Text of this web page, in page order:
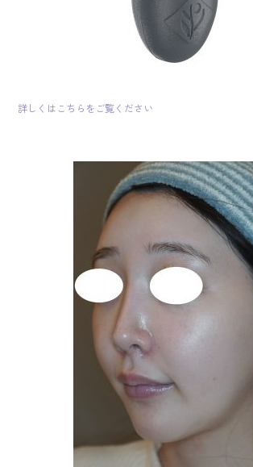
詳しくはこちらをご覧ください